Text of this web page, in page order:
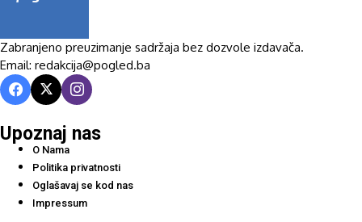
Zabranjeno preuzimanje sadržaja bez dozvole izdavača.
Email: redakcija@pogled.ba
Upoznaj nas
O Nama
Politika privatnosti
Oglašavaj se kod nas
Impressum